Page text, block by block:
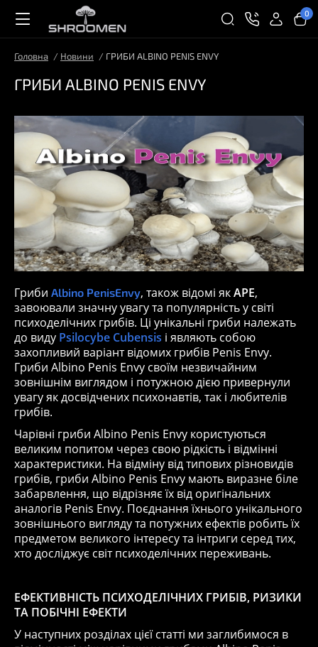
0
Головна Новини ГРИБИ ALBINO PENIS ENVY
ГРИБИ ALBINO PENIS ENVY
Гриби Albino PenisEnvy, також відомі якAPE,
завоювали значну увагу та популярність у світі
психоделічних грибів. Ці унікальні гриби належать
до виду Psilocybe Cubensis і являють собою
захопливий варіант відомих грибів Penis Envy.
Гриби Albino Penis Envy своїм незвичайним
зовнішнім виглядом і потужною дією привернули
увагу як досвідчених психонавтів, так і любителів
грибів.
Чарівні гриби Albino Penis Envy користуються
великим попитом через свою рідкість і відмінні
характеристики. На відміну від типових різновидів
грибів, гриби Albino Penis Envy мають виразне біле
забарвлення, що відрізняє їх від оригінальних
аналогів Penis Envy. Поєднання їхнього унікального
зовнішнього вигляду та потужних ефектів робить їх
предметом великого інтересу та інтриги серед тих,
хто досліджує світ психоделічних переживань.
ЕФЕКТИВНІСТЬ ПСИХОДЕЛІЧНИХ ГРИБІВ, РИЗИКИ
ТА ПОБІЧНІ ЕФЕКТИ
У наступних розділах цієї статті ми заглибимося в